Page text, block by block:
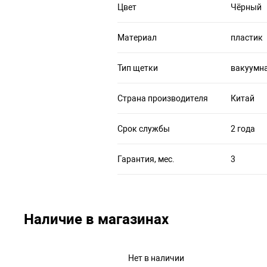
Цвет Чёрный
Материал пластик
Тип щетки
Страна производителя Китай
Срок службы 2 года
Гарантия, мес. 3
Наличие в магазинах
Нет в наличии